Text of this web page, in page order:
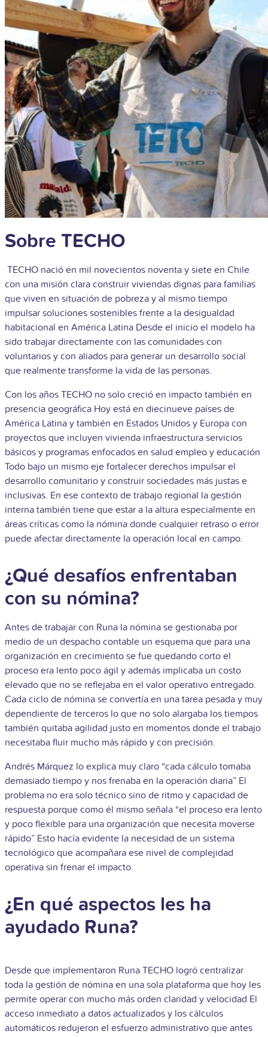
Sobre TECHO
TECHO nació en mil novecientos noventa y siete en Chile
con una misión clara construir viviendas dignas para familias
que viven en situación de pobreza y al mismo tiempo
impulsar soluciones sostenibles frente a la desigualdad
habitacional en América Latina Desde el inicio el modelo ha
sido trabajar directamente con las comunidades con
voluntarios y con aliados para generar un desarrollo social
que realmente transforme la vida de las personas.
Con los años TECHO no solo creció en impacto también en
presencia geográfica Hoy está en diecinueve países de
América Latina y también en Estados Unidos y Europa con
proyectos que incluyen vivienda infraestructura servicios
básicos y programas enfocados en salud empleo y educación
Todo bajo un mismo eje fortalecer derechos impulsar el
desarrollo comunitario y construir sociedades más justas e
inclusivas. En ese contexto de trabajo regional la gestión
interna también tiene que estar a la altura especialmente en
áreas críticas como la nómina donde cualquier retraso o error
puede afectar directamente la operación local en campo.
¿Qué desafíos enfrentaban
con su nómina?
Antes de trabajar con Runa la nómina se gestionaba por
medio de un despacho contable un esquema que para una
organización en crecimiento se fue quedando corto el
proceso era lento poco ágil y además implicaba un costo
elevado que no se reflejaba en el valor operativo entregado.
Cada ciclo de nómina se convertía en una tarea pesada y muy
dependiente de terceros lo que no solo alargaba los tiempos
también quitaba agilidad justo en momentos donde el trabajo
necesitaba fluir mucho más rápido y con precisión.
Andrés Márquez lo explica muy claro “cada cálculo tomaba
demasiado tiempo y nos frenaba en la operación diaria” El
problema no era solo técnico sino de ritmo y capacidad de
respuesta porque como él mismo señala “el proceso era lento
y poco flexible para una organización que necesita moverse
rápido” Esto hacía evidente la necesidad de un sistema
tecnológico que acompañara ese nivel de complejidad
operativa sin frenar el impacto.
¿En qué aspectos les ha
ayudado Runa?
Desde que implementaron Runa TECHO logró centralizar
toda la gestión de nómina en una sola plataforma que hoy les
permite operar con mucho más orden claridad y velocidad El
acceso inmediato a datos actualizados y los cálculos
automáticos redujeron el esfuerzo administrativo que antes